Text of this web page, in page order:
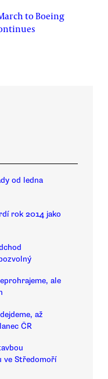
to Boeing
od ledna
rok 2014 jako
ale
až
ČR
ve Středomoří